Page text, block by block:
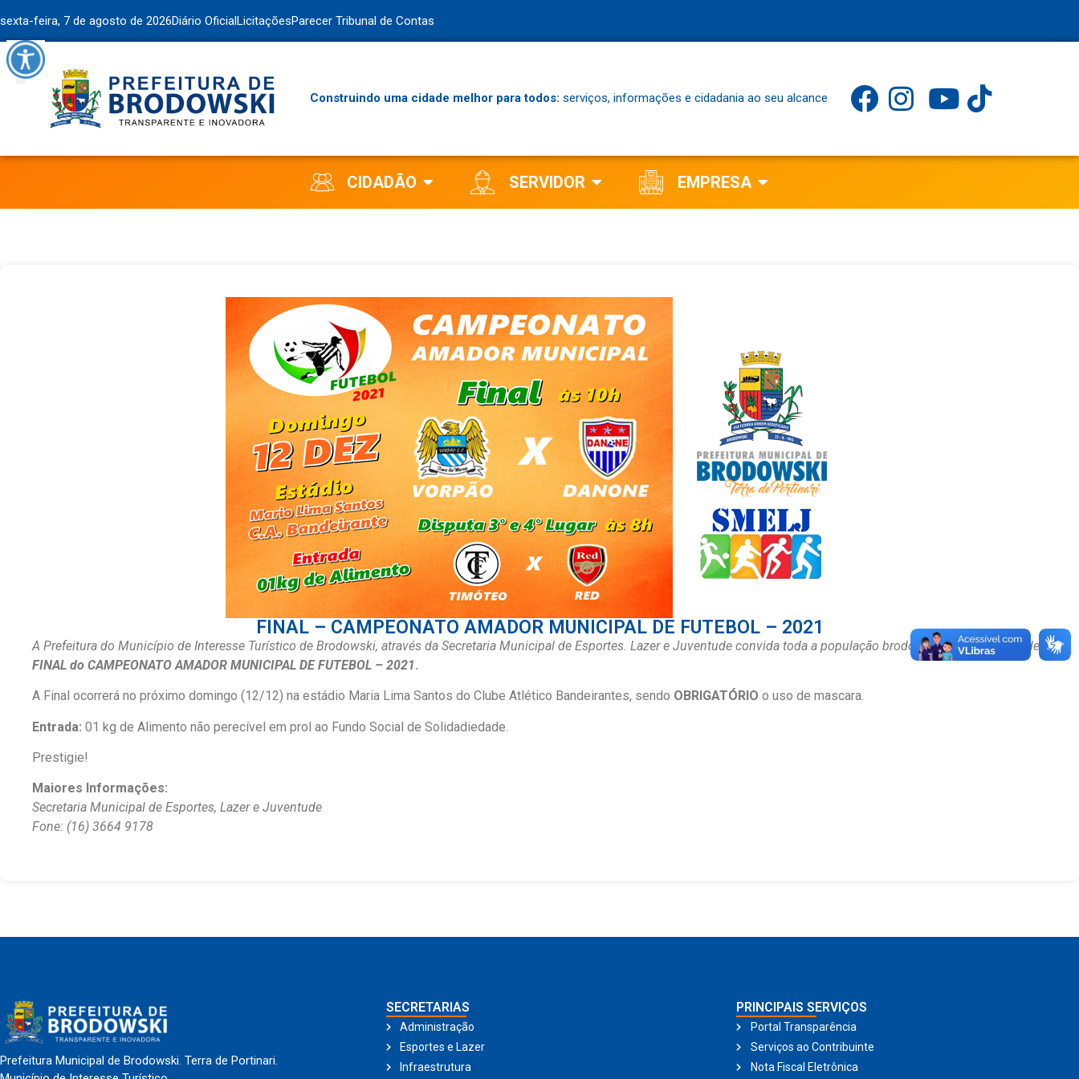
sexta-feira, 7 de agosto de 2026Diário OficialLicitaçõesParecer Tribunal de Contas
Construindo uma cidade melhor para todos: serviços, informações e cidadania ao seu alcance
CIDADÃO SERVIDOR EMPRESA
FINAL – CAMPEONATO AMADOR MUNICIPAL DE FUTEBOL – 2021
A Prefeitura do Município de Interesse Turístico de Brodowski, através da Secretaria Municipal de Esportes. Lazer e Juventude convida toda a população brodowskiana para a grande
FINAL do CAMPEONATO AMADOR MUNICIPAL DE FUTEBOL – 2021.
A Final ocorrerá no próximo domingo (12/12) na estádio Maria Lima Santos do Clube Atlético Bandeirantes, sendo OBRIGATÓRIO o uso de mascara.
Entrada: 01 kg de Alimento não perecível em prol ao Fundo Social de Solidadiedade.
Prestigie!
Maiores Informações:
Secretaria Municipal de Esportes, Lazer e Juventude
Fone: (16) 3664 9178
Prefeitura Municipal de Brodowski. Terra de Portinari.
SECRETARIAS
Administração
Esportes e Lazer
Infraestrutura
PRINCIPAIS SERVIÇOS
Portal Transparência
Serviços ao Contribuinte
Nota Fiscal Eletrônica